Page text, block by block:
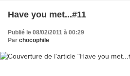
Have you met...#11
Publié le 08/02/2011 à 00:29
Par chocophile